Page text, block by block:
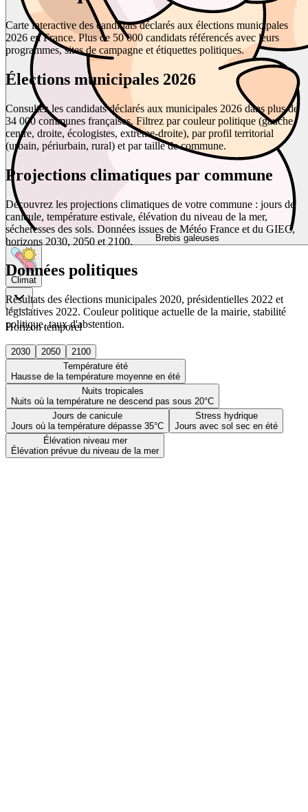
Brebis galeuses
Climat
Horizon temporel
2030 2050
2100
Température été
Hausse de la température moyenne en été
Nuits tropicales
Nuits où la température ne descend pas sous 20°C
Jours de canicule
Jours où la température dépasse 35°C
Stress hydrique
Jours avec sol sec en été
Élévation niveau mer
Élévation prévue du niveau de la mer
Carte interactive des candidats déclarés aux élections municipales
2026 en France. Plus de 50 000 candidats référencés avec leurs
programmes, sites de campagne et étiquettes politiques.
Élections municipales 2026
Consultez les candidats déclarés aux municipales 2026 dans plus de
34 000 communes françaises. Filtrez par couleur politique (gauche,
centre, droite, écologistes, extrême-droite), par profil territorial
(urbain, périurbain, rural) et par taille de commune.
Projections climatiques par commune
Découvrez les projections climatiques de votre commune : jours de
canicule, température estivale, élévation du niveau de la mer,
sécheresses des sols. Données issues de Météo France et du GIEC,
horizons 2030, 2050 et 2100.
Données politiques
Résultats des élections municipales 2020, présidentielles 2022 et
législatives 2022. Couleur politique actuelle de la mairie, stabilité
politique, taux d'abstention.